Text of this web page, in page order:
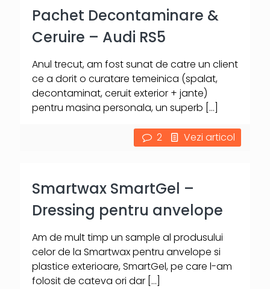
Pachet Decontaminare &
Ceruire – Audi RS5
Anul trecut, am fost sunat de catre un client
ce a dorit o curatare temeinica (spalat,
decontaminat, ceruit exterior + jante)
pentru masina personala, un superb […]
2 Vezi articol
Smartwax SmartGel –
Dressing pentru anvelope
Am de mult timp un sample al produsului
celor de la Smartwax pentru anvelope si
plastice exterioare, SmartGel, pe care l-am
folosit de cateva ori dar […]